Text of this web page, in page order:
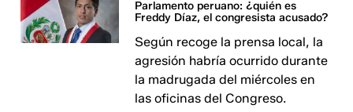
Parlamento peruano: ¿quién es
Freddy Díaz, el congresista acusado?
Según recoge la prensa local, la
agresión habría ocurrido durante
la madrugada del miércoles en
las oficinas del Congreso.